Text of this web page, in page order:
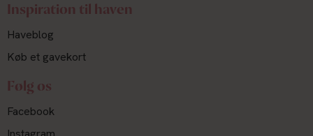
Inspiration til haven
Haveblog
Køb et gavekort
Følg os
Facebook